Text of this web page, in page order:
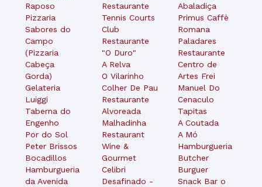
Raposo
Pizzaria
Sabores do
Campo
(Pizzaria
Cabeça
Gorda)
Gelateria
Luiggi
Taberna do
Engenho
Por do Sol
Peter Brissos
Bocadillos
Hamburgueria
da Avenida
Restaurante
Tennis Courts
Club
Restaurante
"O Duro"
A Relva
O Vilarinho
Colher De Pau
Restaurante
Alvoreada
Malhadinha
Restaurant
Wine &
Gourmet
Celibri
Desafinado -
Abaladiça
Primus Caffè
Romana
Paladares
Restaurante
Centro de
Artes Frei
Manuel Do
Cenaculo
Tapitas
A Coutada
A Mó
Hamburgueria
Butcher
Burguer
Snack Bar o